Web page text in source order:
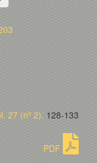
27 (nº 2). 128-133
PDF